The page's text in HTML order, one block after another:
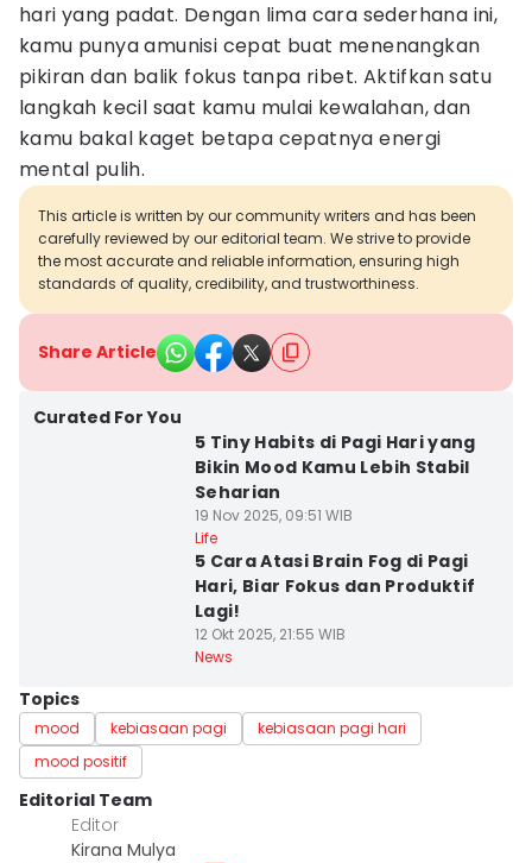
hari yang padat. Dengan lima cara sederhana ini,
kamu punya amunisi cepat buat menenangkan
pikiran dan balik fokus tanpa ribet. Aktifkan satu
langkah kecil saat kamu mulai kewalahan, dan
kamu bakal kaget betapa cepatnya energi
mental pulih.
This article is written by our community writers and has been
carefully reviewed by our editorial team. We strive to provide
the most accurate and reliable information, ensuring high
standards of quality, credibility, and trustworthiness.
Share Article
Curated For You
5 Tiny Habits di Pagi Hari yang
Bikin Mood Kamu Lebih Stabil
Seharian
19 Nov 2025, 09:51 WIB
Life
5 Cara Atasi Brain Fog di Pagi
Hari, Biar Fokus dan Produktif
Lagi!
12 Okt 2025, 21:55 WIB
News
Topics
mood kebiasaan pagi
kebiasaan pagi hari
mood positif
Editorial Team
Editor
Kirana Mulya